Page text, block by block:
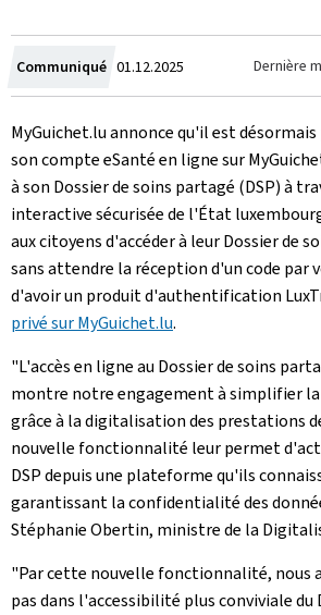
Communiqué Crée
le
01.12.2025 Dernière
MyGuichet.lu annonce qu'il est
son compte eSanté en ligne sur
à son Dossier de soins partagé (DSP) à
interactive sécurisée de l'État
aux citoyens d'accéder à leur Dossier de
sans attendre la réception d'un code par
d'avoir un produit d'authentification
privé sur MyGuichet.lu.
"L'accès en ligne au Dossier de soins
montre notre engagement à simplifier la
grâce à la digitalisation des prestations
nouvelle fonctionnalité leur permet
DSP depuis une plateforme qu'ils
garantissant la confidentialité des
Stéphanie Obertin, ministre de la
"Par cette nouvelle fonctionnalité, nous
pas dans l'accessibilité plus conviviale du